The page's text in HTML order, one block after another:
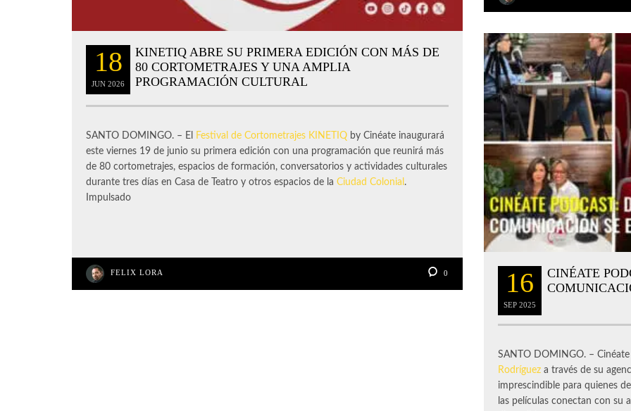
18
JUN 2026
KINETIQ ABRE SU PRIMERA EDICIÓN CON MÁS DE
80 CORTOMETRAJES Y UNA AMPLIA
PROGRAMACIÓN CULTURAL
SANTO DOMINGO. – El Festival de Cortometrajes KINETIQ by Cinéate inaugurará
este viernes 19 de junio su primera edición con una programación que reunirá más
de 80 cortometrajes, espacios de formación, conversatorios y actividades culturales
durante tres días en Casa de Teatro y otros espacios de la Ciudad Colonial .
Impulsado
FELIX LORA 0 16
SEP 2025
CINÉATE
SANTO DOMINGO. –
Rodríguez a través de su
imprescindible para quienes
las películas conectan con su